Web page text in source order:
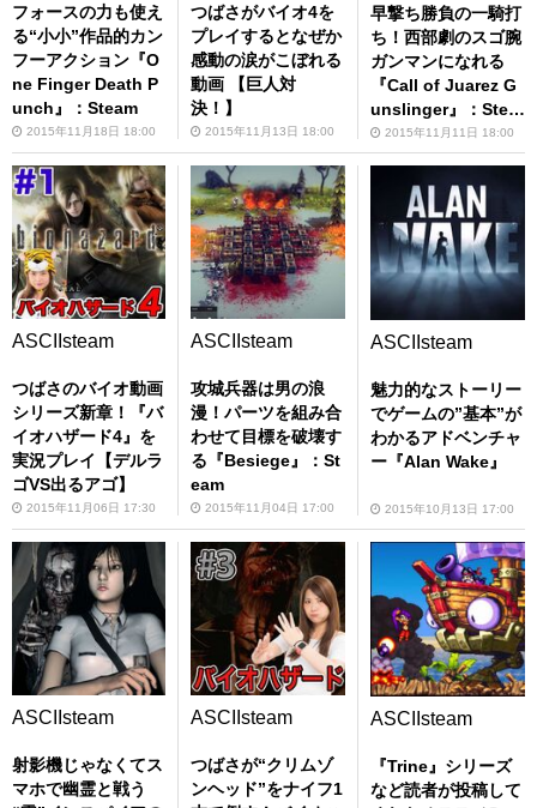
フォースの力も使え
る“小小”作品的カン
フーアクション『O
ne Finger Death P
unch』：Steam
2015年11月18日 18:00
つばさがバイオ4を
プレイするとなぜか
感動の涙がこぼれる
動画 【巨人対
決！】
2015年11月13日 18:00
早撃ち勝負の一騎打
ち！西部劇のスゴ腕
ガンマンになれる
『Call of Juarez G
unslinger』：Stea
m 2015年11月11日 18:00
ASCIIsteam
つばさのバイオ動画
シリーズ新章！『バ
イオハザード4』を
実況プレイ【デルラ
ゴVS出るアゴ】
2015年11月06日 17:30
ASCIIsteam
攻城兵器は男の浪
漫！パーツを組み合
わせて目標を破壊す
る『Besiege』：St
eam
2015年11月04日 17:00
ASCIIsteam
魅力的なストーリー
でゲームの”基本”が
わかるアドベンチャ
ー『Alan Wake』
2015年10月13日 17:00
ASCIIsteam
射影機じゃなくてス
マホで幽霊と戦う
ASCIIsteam
つばさが“クリムゾ
ンヘッド”をナイフ1
ASCIIsteam
『Trine』シリーズ
など読者が投稿して